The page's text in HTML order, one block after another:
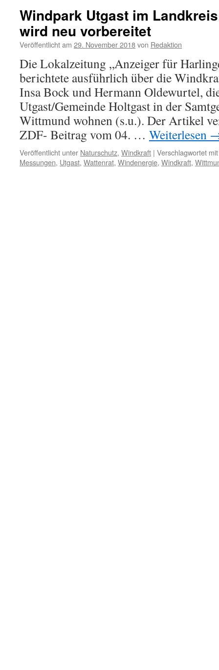
Windpark Utgast im
wird neu vorbereitet
Veröffentlicht am 29. November 2018von Redaktion
Die Lokalzeitung „Anzeiger für
berichtete ausführlich über die
Insa Bock und Hermann Oldewurtel,
Utgast/Gemeinde Holtgast in der
Wittmund wohnen (s.u.). Der Artikel
ZDF- Beitrag vom 04. … Weiterlesen
Veröffentlicht unter Naturschutz, Windkraft | Verschlagwortet mit
Messungen, Utgast, Wattenrat, Windenergie, Windkraft,